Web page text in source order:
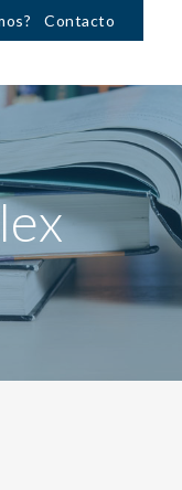
Contacto